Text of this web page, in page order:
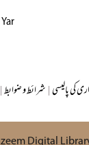
|شرائط و ضوابط|کی پالیسی
Digital